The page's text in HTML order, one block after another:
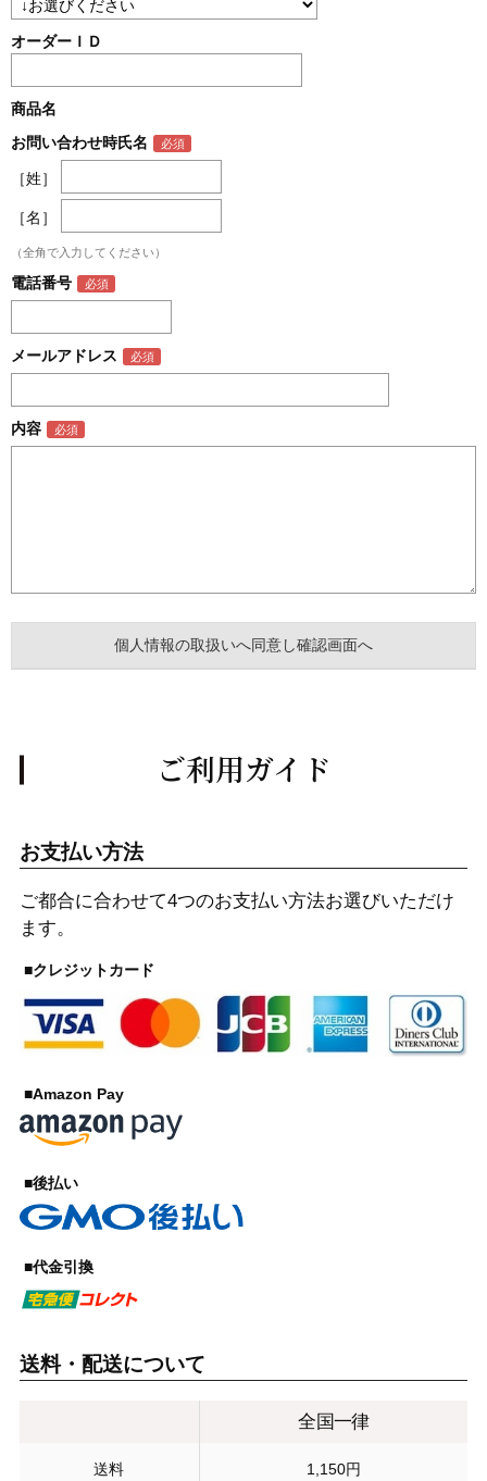
オーダーＩＤ
商品名
お問い合わせ時氏名
［姓］
［名］
（全角で入力してください）
電話番号
メールアドレス
内容
ご利用ガイド
お支払い方法
ご都合に合わせて4つのお支払い方法お選びいただけ
ます。
■クレジットカード
■Amazon Pay
■後払い
■代金引換
送料・配送について
全国一律
送料 1,150円